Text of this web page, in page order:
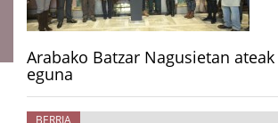
Arabako Batzar Nagusietan
eguna
BERRIA